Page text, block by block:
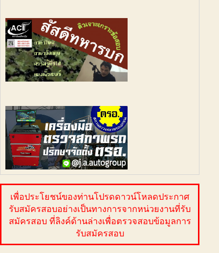
เพื่อประโยชน์ของท่านโปรดดาวน์โหลดประกาศ
รับสมัครสอบอย่างเป็นทางการจากหน่วยงานที่รับ
สมัครสอบ ที่ลิงค์ด้านล่างเพื่อตรวจสอบข้อมูลการ
รับสมัครสอบ